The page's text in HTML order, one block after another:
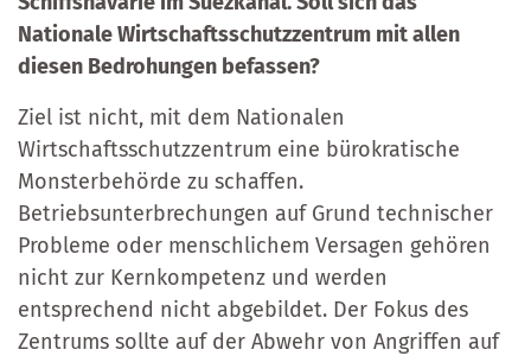
Nationale Wirtschaftsschutzzentrum mit allen
diesen Bedrohungen befassen?
Ziel ist nicht, mit dem Nationalen
Wirtschaftsschutzzentrum eine bürokratische
Monsterbehörde zu schaffen.
Betriebsunterbrechungen auf Grund technischer
Probleme oder menschlichem Versagen gehören
nicht zur Kernkompetenz und werden
entsprechend nicht abgebildet. Der Fokus des
Zentrums sollte auf der Abwehr von Angriffen auf